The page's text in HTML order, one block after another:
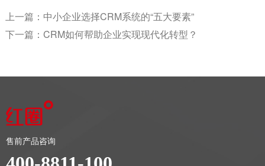
上一篇： 中小企业选择CRM系统的“五大要素”
下一篇： CRM如何帮助企业实现现代化转型？
售前产品咨询